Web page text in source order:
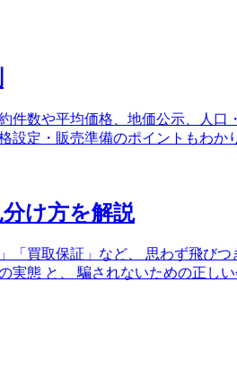
数や平均価格、地価公示、人
定・販売準備のポイントもわか
け方を解説
買取保証」など、 思わず飛び
態 と、 騙されないための正し